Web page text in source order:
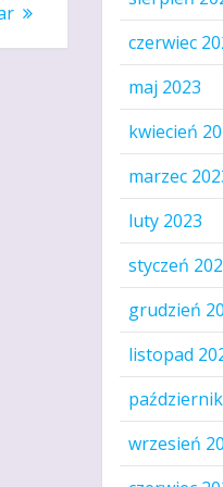
czerwiec
maj 2023
kwiecień
marzec
luty 2023
styczeń
grudzień
listopad
wrzesień